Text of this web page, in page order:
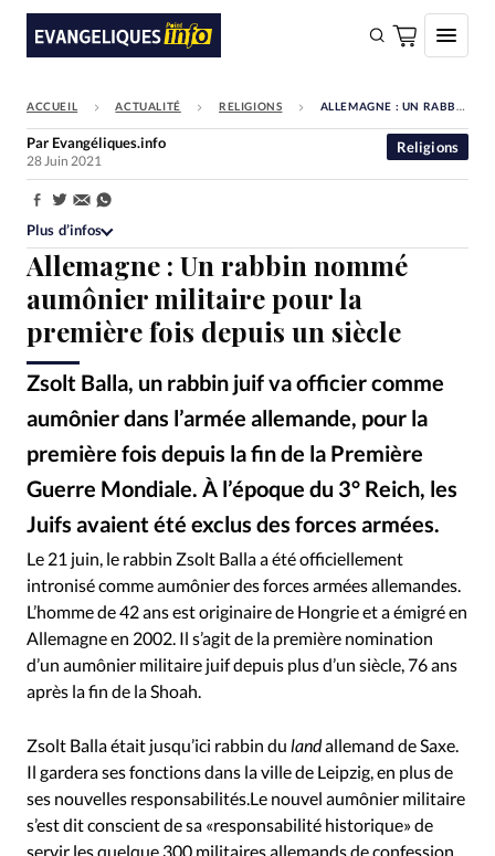
FAIRE UN DON
Faire un don
Eglises
Société
Bible
Toute l'actualité
Se connecter
Devise:CHF
RUBRIQUES
Toute l'actualité Bible Culture
Economie
Eglises
Histoire Laicité
Liberté religieuse
Mission
Monde People Politique
Religions
Société
ACCUEIL ACTUALITÉ RELIGIONS ALLEMAGNE : UN RABBIN NOMMÉ AUMÔNIER MILITAIRE POUR LA PREMIÈRE FOIS DEPUIS UN SIÈCLE
Allemagne : Un rabbin nommé
aumônier militaire pour la
première fois depuis un siècle
Zsolt Balla, un rabbin juif va officier comme
aumônier dans l’armée allemande, pour la
première fois depuis la fin de la Première
Guerre Mondiale. À l’époque du 3° Reich, les
Juifs avaient été exclus des forces armées.
Religions
Par Evangéliques.info
28 Juin 2021
Partager:
Plus d’infos
©Capture vidéo MDR Mitteldeutscher Rundfunk - Zsolt Balla, rabbin et aumônier militaire allemand
Le 21 juin, le rabbin Zsolt Balla a été officiellement
intronisé comme aumônier des forces armées allemandes.
L’homme de 42 ans est originaire de Hongrie et a émigré en
Allemagne en 2002. Il s’agit de la première nomination
d’un aumônier militaire juif depuis plus d’un siècle, 76 ans
après la fin de la Shoah.
Zsolt Balla était jusqu’ici rabbin du landallemand de Saxe.
Il gardera ses fonctions dans la ville de Leipzig, en plus de
ses nouvelles responsabilités.Le nouvel aumônier militaire
s’est dit conscient de sa «responsabilité historique» de
servir les quelque 300 militaires allemands de confession